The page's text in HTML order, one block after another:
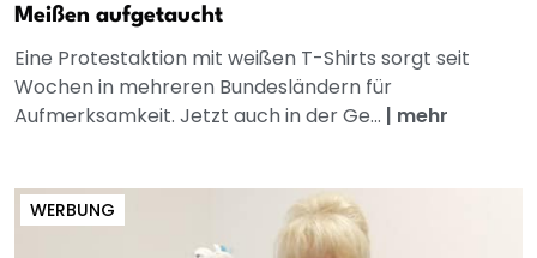
Meißen aufgetaucht
Eine Protestaktion mit weißen T-Shirts sorgt seit
Wochen in mehreren Bundesländern für
Aufmerksamkeit. Jetzt auch in der Ge... | mehr
WERBUNG